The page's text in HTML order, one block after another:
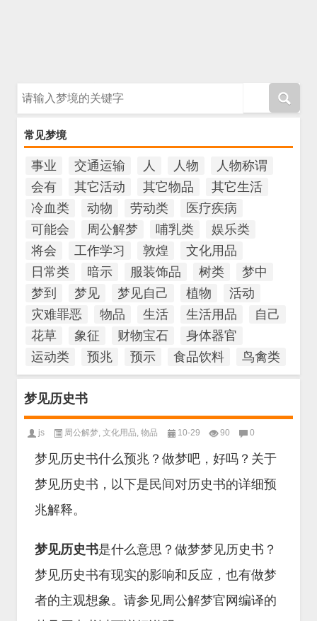
常见梦境
事业 交通运输 人 人物
人物称谓
会有
其它活动 其它物品
其它生活
冷血类
动物 劳动类
医疗疾病
可能会
周公解梦 哺乳类
娱乐类
将会
工作学习 敦煌
文化用品
日常类
暗示 服装饰品 树类
梦中
梦到
梦见 梦见自己 植物
活动
灾难罪恶
物品 生活 生活用品
自己
花草
象征 财物宝石
身体器官
运动类
预兆 预示 食品饮料 鸟禽类
梦见历史书
js 周公解梦, 文化用品, 物品 10-29 90 0
梦见历史书什么预兆？做梦吧，好吗？关于
梦见历史书，以下是民间对历史书的详细预
兆解释。
梦见历史书是什么意思？做梦梦见历史书？
梦见历史书有现实的影响和反应，也有做梦
者的主观想象。请参见周公解梦官网编译的